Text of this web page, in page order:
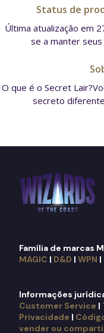
Status de
Última atualização em
se a manter
O que é o Secret
secreto
Família de marcas
MAGIC | D&D | WPN |
Informações
Customer Service |
Privacidade |
vender ou